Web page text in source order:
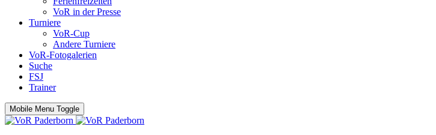
VoR in der Presse
Turniere
VoR-Cup
Andere Turniere
VoR-Fotogalerien
Suche
FSJ
Trainer
Mobile Menu Toggle